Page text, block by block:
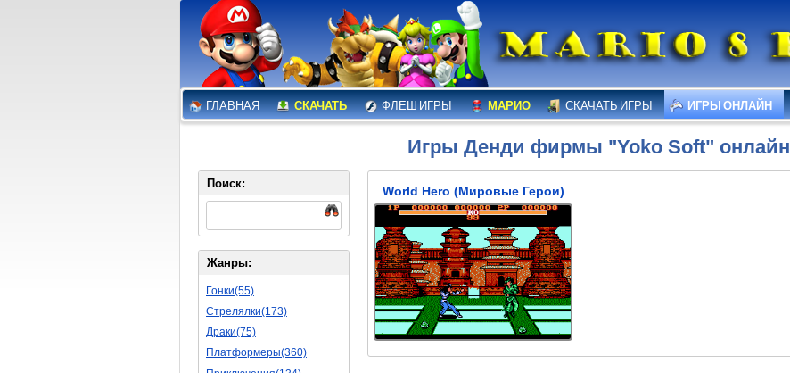
ГЛАВНАЯ СКАЧАТЬ ФЛЕШ ИГРЫ МАРИО СКАЧАТЬ ИГРЫ ИГРЫ ОНЛАЙН
Игры Денди фирмы "Yoko Soft" онлайн
World Hero (Мировые Герои)
Поиск:
Жанры:
Гонки(55)
Стрелялки(173)
Драки(75)
Платформеры(360)